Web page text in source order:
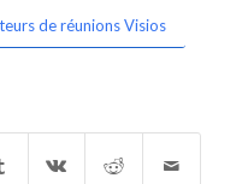
de réunions Visios